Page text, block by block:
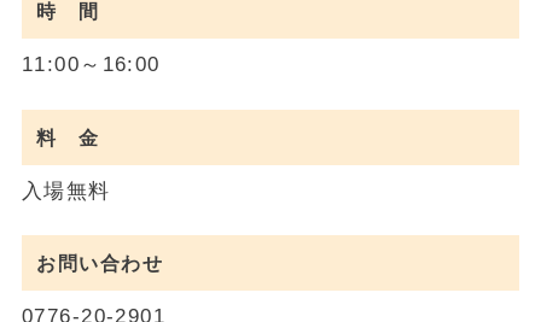
時 間
11:00～16:00
料 金
入場無料
お問い合わせ
0776-20-2901